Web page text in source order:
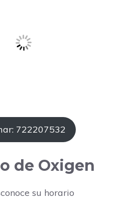
722207532
de Oxigen
su horario